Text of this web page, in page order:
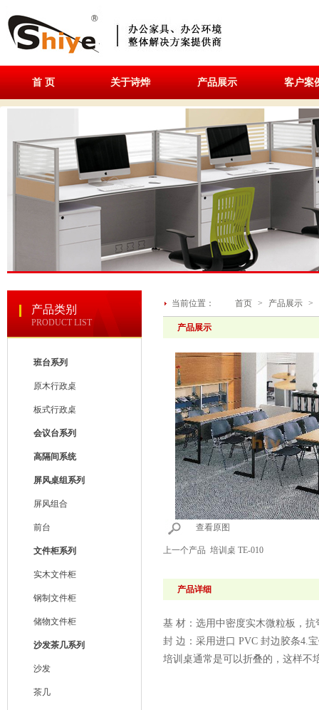
首 页 关于诗烨 产品展示 客户案
产品类别
PRODUCT LIST
班台系列
原木行政桌
板式行政桌
会议台系列
高隔间系统
屏风桌组系列
屏风组合
前台
文件柜系列
实木文件柜
钢制文件柜
储物文件柜
沙发茶几系列
沙发
茶几
当前位置： 首页 > 产品展示 >
产品展示
查看原图
上一个产品 培训桌 TE-010
产品详细
基 材：选用中密度实木微粒板，
封 边：采用进口 PVC 封边胶条4.
培训桌通常是可以折叠的，这样不